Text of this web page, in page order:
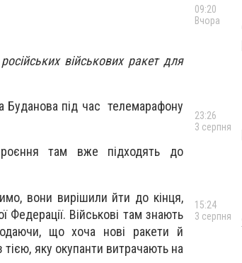
військових ракет для
Буданова під час телемарафону
там вже підходять до
вони вирішили йти до кінця,
Військові там знають
що хоча нові ракети й
тією, яку окупанти витрачають на
09:20
Вчора
23:26
3 серпня
15:24
3 серпня